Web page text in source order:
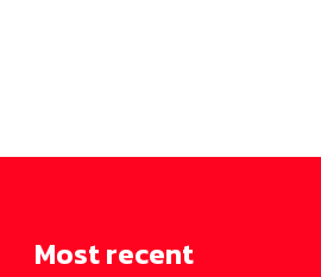
Most recent